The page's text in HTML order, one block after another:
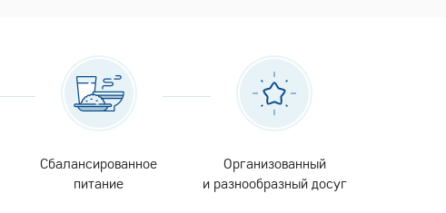
Сбалансированное
питание
Организованный
и разнообразный досуг